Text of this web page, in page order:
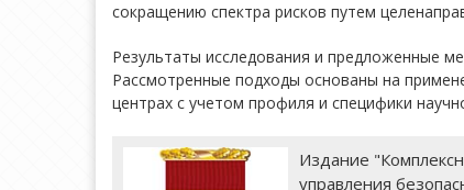
сокращению спектра рисков путем
Результаты исследования и предложенные
Рассмотренные подходы основаны на
центрах с учетом профиля и специфики
Издание
управления